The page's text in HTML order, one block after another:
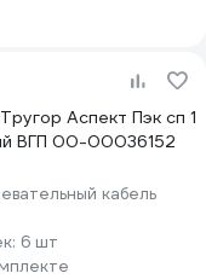
Аспект Пэк сп 1
ВГП 00-00036152
кабель
6 шт